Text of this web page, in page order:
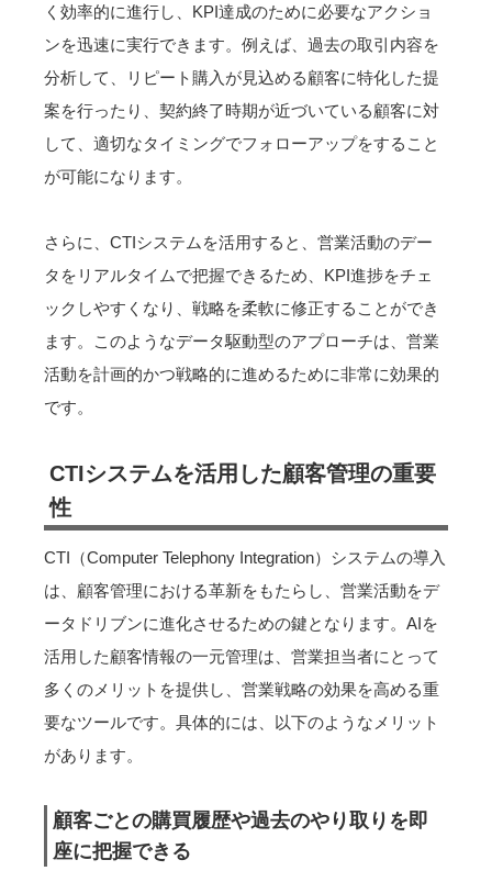
く効率的に進行し、KPI達成のために必要なアクショ
ンを迅速に実行できます。例えば、過去の取引内容を
分析して、リピート購入が見込める顧客に特化した提
案を行ったり、契約終了時期が近づいている顧客に対
して、適切なタイミングでフォローアップをすること
が可能になります。
さらに、CTIシステムを活用すると、営業活動のデー
タをリアルタイムで把握できるため、KPI進捗をチェ
ックしやすくなり、戦略を柔軟に修正することができ
ます。このようなデータ駆動型のアプローチは、営業
活動を計画的かつ戦略的に進めるために非常に効果的
です。
CTIシステムを活用した顧客管理の重要
性
CTI（Computer Telephony Integration）システムの導入
は、顧客管理における革新をもたらし、営業活動をデ
ータドリブンに進化させるための鍵となります。AIを
活用した顧客情報の一元管理は、営業担当者にとって
多くのメリットを提供し、営業戦略の効果を高める重
要なツールです。具体的には、以下のようなメリット
があります。
顧客ごとの購買履歴や過去のやり取りを即
座に把握できる